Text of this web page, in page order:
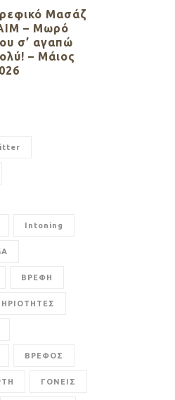
Μασάζ
– Μωρό
σ’ αγαπώ
– Μάιος
Intoning
ΒΡΕΦΗ
ΒΡΕΦΟΣ
ΓΟΝΕΙΣ